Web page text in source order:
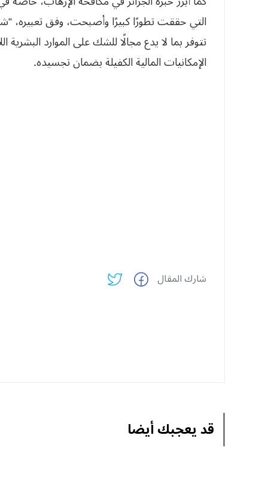
التي حققت تطورًا كبيرًا وأصبحت، وفق تعبيره،
تتوفر بما لا يدع مجالًا للشك على الموارد
الإمكانيات المالية الكفيلة بضمان تجسيده.
شارك المقال
قد يعجبك أيضا